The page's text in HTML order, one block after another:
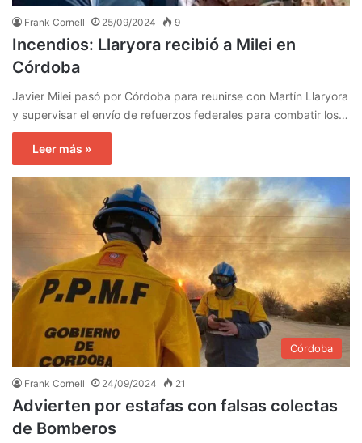
Frank Cornell 25/09/2024 9
Incendios: Llaryora recibió a Milei en
Córdoba
Javier Milei pasó por Córdoba para reunirse con Martín Llaryora
y supervisar el envío de refuerzos federales para combatir los…
Leer más »
Córdoba
Frank Cornell 24/09/2024 21
Advierten por estafas con falsas colectas
de Bomberos